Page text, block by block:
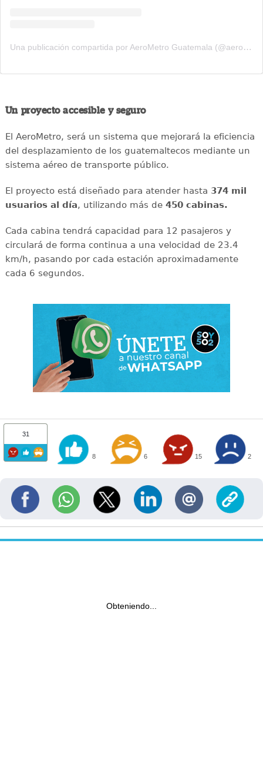
Una publicación compartida por AeroMetro Guatemala (@aerometrogt)
Un proyecto accesible y seguro
El AeroMetro, será un sistema que mejorará la eficiencia
del desplazamiento de los guatemaltecos mediante un
sistema aéreo de transporte público.
El proyecto está diseñado para atender hasta 374 mil
usuarios al día, utilizando más de 450 cabinas.
Cada cabina tendrá capacidad para 12 pasajeros y
circulará de forma continua a una velocidad de 23.4
km/h, pasando por cada estación aproximadamente
cada 6 segundos.
31
8 6 15 2
Obteniendo...